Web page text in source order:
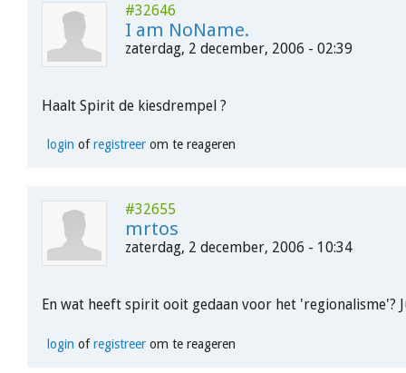
#32646
I am NoName.
zaterdag, 2 december, 2006 - 02:39
Haalt Spirit de kiesdrempel ?
login ofregistreerom te reageren
#32655
mrtos
zaterdag, 2 december, 2006 - 10:34
En wat heeft spirit ooit gedaan voor het 'regionalisme'?
login ofregistreerom te reageren